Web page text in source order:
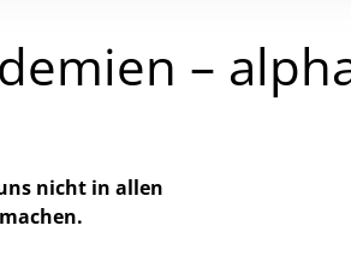
–
nicht in allen